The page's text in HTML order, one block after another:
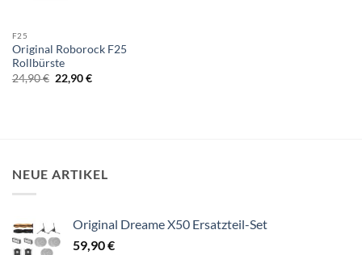
F25
Original Roborock F25
Rollbürste
24,90€ Ursprünglicher
Preis
22,90€Aktueller
NEUE ARTIKEL
Original Dreame X50 Ersatzteil-Set
59,90€